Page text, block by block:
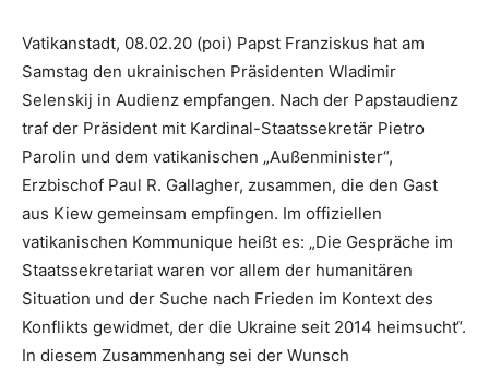
Vatikanstadt, 08.02.20 (poi) Papst Franziskus hat am
Samstag den ukrainischen Präsidenten Wladimir
Selenskij in Audienz empfangen. Nach der Papstaudienz
traf der Präsident mit Kardinal-Staatssekretär Pietro
Parolin und dem vatikanischen „Außenminister“,
Erzbischof Paul R. Gallagher, zusammen, die den Gast
aus Kiew gemeinsam empfingen. Im offiziellen
vatikanischen Kommunique heißt es: „Die Gespräche im
Staatssekretariat waren vor allem der humanitären
Situation und der Suche nach Frieden im Kontext des
Konflikts gewidmet, der die Ukraine seit 2014 heimsucht“.
In diesem Zusammenhang sei der Wunsch